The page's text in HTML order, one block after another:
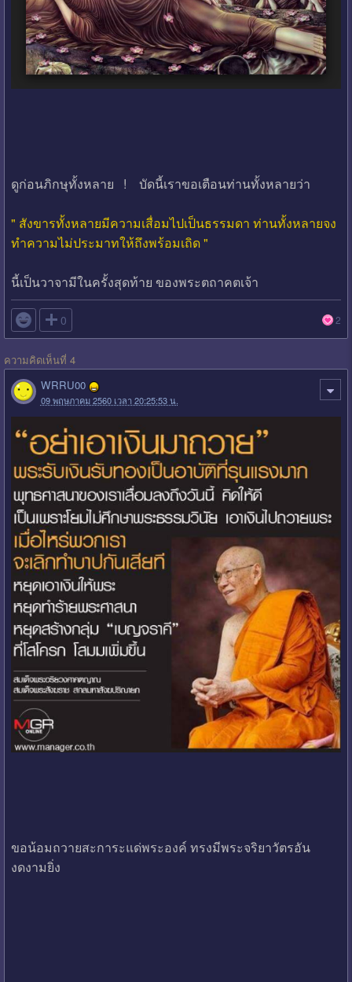
ดูก่อนภิกษุทั้งหลาย ! บัดนี้เราขอเตือนท่านทั้งหลายว่า
" สังขารทั้งหลายมีความเสื่อมไปเป็นธรรมดา ท่านทั้งหลายจง
ทำความไม่ประมาทให้ถึงพร้อมเถิด "
นี้เป็นวาจามีในครั้งสุดท้าย ของพระตถาคตเจ้า
 0 2
ความคิดเห็นที่ 4
WRRU00
09 พฤษภาคม 2560 เวลา 20:25:53 น.
ขอน้อมถวายสะการะแด่พระองค์ ทรงมีพระจริยาวัตรอัน
งดงามยิ่ง